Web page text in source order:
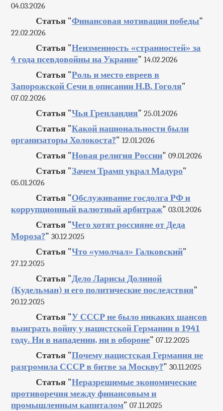
04.03.2026
Статья "Финансовая мотивация победы"
22.02.2026
Статья "Неизменность «странностей» за
4 года псевдовойны на Украине" 14.02.2026
Статья "Роль и место евреев в
Запорожской Сечи в описании Н.В. Гоголя"
07.02.2026
Статья "Чья Гренландия" 25.01.2026
Статья "Какой национальности были
организаторы Холокоста?" 12.01.2026
Статья "Новая религия России" 09.01.2026
Статья "Зачем Трамп украл Мадуро"
05.01.2026
Статья "Обслуживание госдолга РФ и
коррупционный валютный арбитраж" 03.01.2026
Статья "Чего хотят россияне от Деда
Мороза?" 30.12.2025
Статья "Что «умолчал» Галковский"
27.12.2025
Статья "Дело Ларисы Долиной
(Кудельман) и его политические последствия"
20.12.2025
Статья "У СССР не было никаких шансов
выиграть войну у нацистской Германии в 1941
году. Ни в нападении, ни в обороне" 07.12.2025
Статья "Почему нацистская Германия не
разгромила СССР в битве за Москву?" 30.11.2025
Статья "Неразрешимые экономические
противоречия между финансовым и
промышленным капиталом" 07.11.2025